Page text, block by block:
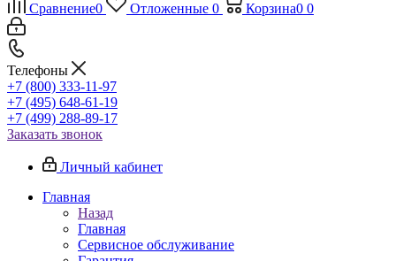
Сравнение0 Отложенные 0 Корзина0 0
Телефоны
+7 (800) 333-11-97
+7 (495) 648-61-19
+7 (499) 288-89-17
Заказать звонок
Личный кабинет
Главная
Назад
Главная
Сервисное обслуживание